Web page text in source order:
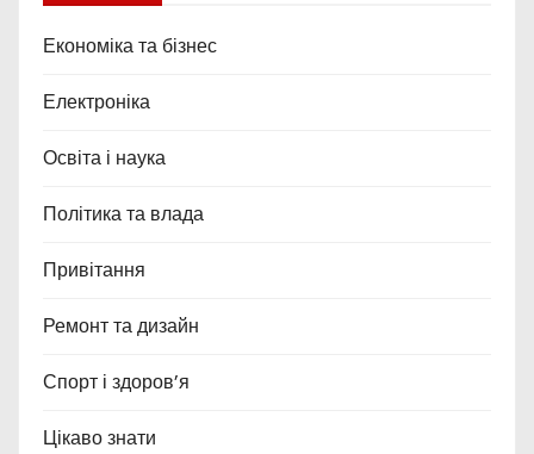
Економіка та бізнес
Електроніка
Освіта і наука
Політика та влада
Привітання
Ремонт та дизайн
Спорт і здоров’я
Цікаво знати